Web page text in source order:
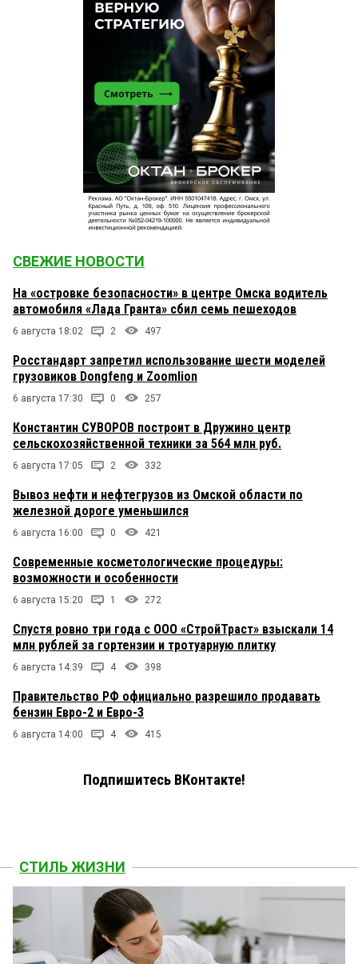
СВЕЖИЕ НОВОСТИ
На «островке безопасности» в центре Омска водитель
автомобиля «Лада Гранта» сбил семь пешеходов
6 августа 18:02 2 497
Росстандарт запретил использование шести моделей
грузовиков Dongfeng и Zoomlion
6 августа 17:30 0 257
Константин СУВОРОВ построит в Дружино центр
сельскохозяйственной техники за 564 млн руб.
6 августа 17:05 2 332
Вывоз нефти и нефтегрузов из Омской области по
железной дороге уменьшился
6 августа 16:00 0 421
Современные косметологические процедуры:
возможности и особенности
6 августа 15:20 1 272
Спустя ровно три года с ООО «СтройТраст» взыскали 14
млн рублей за гортензии и тротуарную плитку
6 августа 14:39 4 398
Правительство РФ официально разрешило продавать
бензин Евро-2 и Евро-3
6 августа 14:00 4 415
Подпишитесь ВКонтакте!
СТИЛЬ ЖИЗНИ